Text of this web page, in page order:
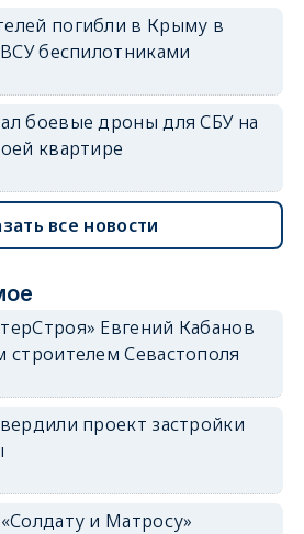
погибли в Крыму в
ВСУ беспилотниками
боевые дроны для СБУ на
квартире
все новости
Евгений Кабанов
строителем Севастополя
проект застройки
и Матросу»